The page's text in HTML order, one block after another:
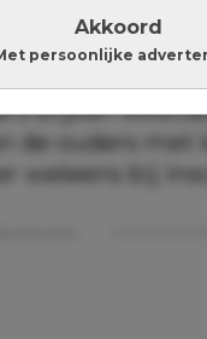
Akkoord
persoonlijke
uitgevoerd
procent van de
blijken
de ouders met
weleens bij